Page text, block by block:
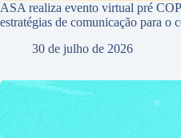
ASA realiza evento virtual pré
estratégias de comunicação para o
30 de julho de 2026